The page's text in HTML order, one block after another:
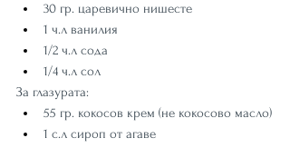
30 гр. царевично нишесте
1 ч.л ванилия
1/2 ч.л сода
1/4 ч.л сол
За глазурата:
55 гр. кокосов крем (не кокосово масло)
1 с.л сироп от агаве